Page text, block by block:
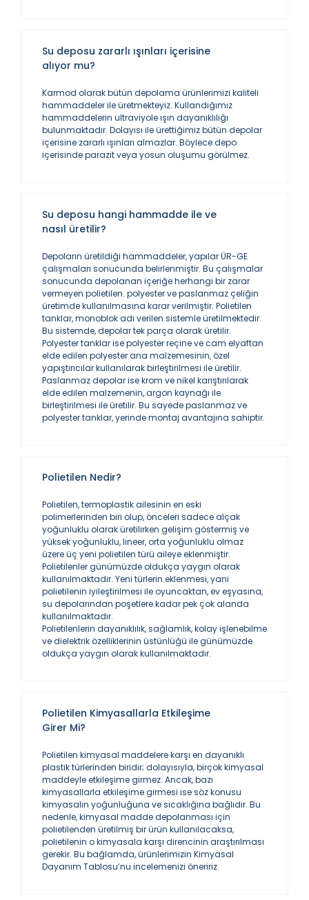
Su deposu zararlı ışınları içerisine
alıyor mu?
Karmod olarak bütün depolama ürünlerimizi kaliteli
hammaddeler ile üretmekteyiz. Kullandığımız
hammaddelerin ultraviyole ışın dayanıklılığı
bulunmaktadır. Dolayısı ile ürettiğimiz bütün depolar
içerisine zararlı ışınları almazlar. Böylece depo
içerisinde parazit veya yosun oluşumu görülmez.
Su deposu hangi hammadde ile ve
nasıl üretilir?
Depoların üretildiği hammaddeler, yapılar ÜR-GE
çalışmaları sonucunda belirlenmiştir. Bu çalışmalar
sonucunda depolanan içeriğe herhangi bir zarar
vermeyen polietilen. polyester ve paslanmaz çeliğin
üretimde kullanılmasına karar verilmiştir. Polietilen
tanklar, monoblok adı verilen sistemle üretilmektedir.
Bu sistemde, depolar tek parça olarak üretilir.
Polyester tanklar ise polyester reçine ve cam elyaftan
elde edilen polyester ana malzemesinin, özel
yapıştırıcılar kullanılarak birleştirilmesi ile üretilir.
Paslanmaz depolar ise krom ve nikel karıştırılarak
elde edilen malzemenin, argon kaynağı ile
birleştirilmesi ile üretilir. Bu sayede paslanmaz ve
polyester tanklar, yerinde montaj avantajına sahiptir.
Polietilen Nedir?
Polietilen, termoplastik ailesinin en eski
polimerlerinden biri olup, önceleri sadece alçak
yoğunluklu olarak üretilirken gelişim göstermiş ve
yüksek yoğunluklu, lineer, orta yoğunluklu olmaz
üzere üç yeni polietilen türü aileye eklenmiştir.
Polietilenler günümüzde oldukça yaygın olarak
kullanılmaktadır. Yeni türlerin eklenmesi, yani
polietilenin iyileştirilmesi ile oyuncaktan, ev eşyasına,
su depolarından poşetlere kadar pek çok alanda
kullanılmaktadır.
Polietilenlerin dayanıklılık, sağlamlık, kolay işlenebilme
ve dielektrik özelliklerinin üstünlüğü ile günümüzde
oldukça yaygın olarak kullanılmaktadır.
Polietilen Kimyasallarla Etkileşime
Girer Mi?
Polietilen kimyasal maddelere karşı en dayanıklı
plastik türlerinden biridir; dolayısıyla, birçok kimyasal
maddeyle etkileşime girmez. Ancak, bazı
kimyasallarla etkileşime girmesi ise söz konusu
kimyasalın yoğunluğuna ve sıcaklığına bağlıdır. Bu
nedenle, kimyasal madde depolanması için
polietilenden üretilmiş bir ürün kullanılacaksa,
polietilenin o kimyasala karşı direncinin araştırılması
gerekir. Bu bağlamda, ürünlerimizin Kimyasal
Dayanım Tablosu’nu incelemenizi öneririz.